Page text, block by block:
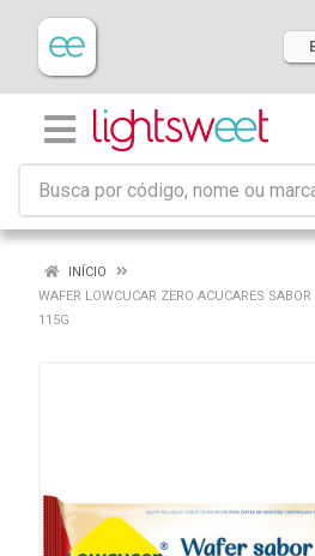
INÍCIO
WAFER LOWCUCAR ZERO ACUCARES
115G